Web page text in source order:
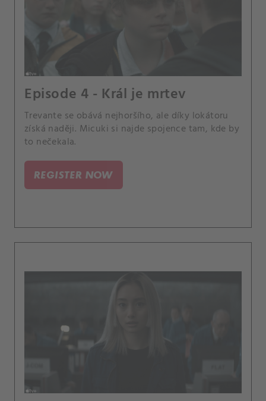
Episode 4 - Král je mrtev
Trevante se obává nejhoršího, ale díky lokátoru
získá naději. Micuki si najde spojence tam, kde by
to nečekala.
REGISTER NOW